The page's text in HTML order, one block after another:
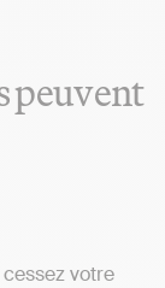
peuvent
votre